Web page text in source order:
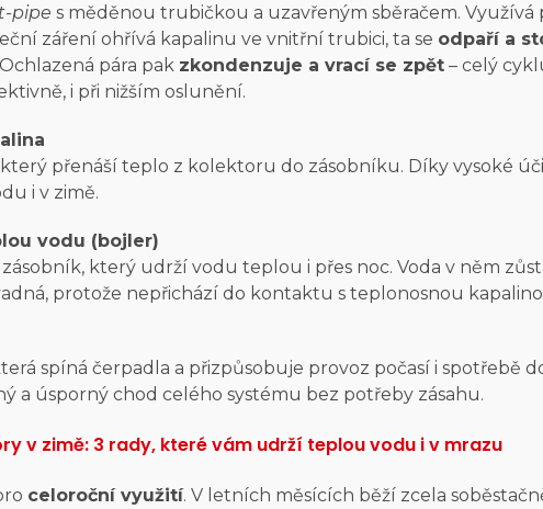
pipe s měděnou trubičkou a uzavřeným sběračem. Využívá
záření ohřívá kapalinu ve vnitřní trubici, ta se odpaří a
pára pak zkondenzuje a vrací se zpět – celý
i při nižším oslunění.
přenáší teplo z kolektoru do zásobníku. Díky vysoké
i v zimě.
vodu (bojler)
který udrží vodu teplou i přes noc. Voda v něm
protože nepřichází do kontaktu s teplonosnou
spíná čerpadla a přizpůsobuje provoz počasí i spotřebě
a úsporný chod celého systému bez potřeby zásahu.
v zimě: 3 rady, které vám udrží teplou vodu i v mrazu
celoroční využití. V letních měsících běží zcela